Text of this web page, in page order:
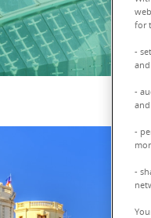
for
-
-
-
-